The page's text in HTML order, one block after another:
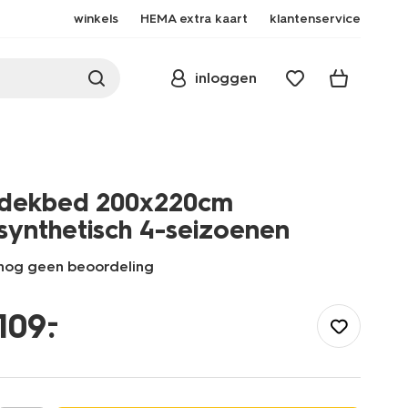
winkels HEMA extra kaart klantenservice
inloggen
200x220cm
4-seizoenen
geen beoordeling
seizoenen-
.
–